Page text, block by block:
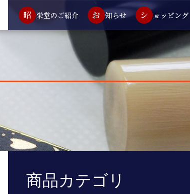
昭 栄堂のご紹介 お 知らせ シ ョッピング
商品カテゴリ